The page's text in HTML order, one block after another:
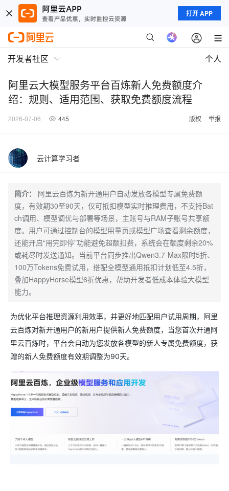
打开 APP
开发者社区 个人
阿里云大模型服务平台百炼新人免费额度介
绍：规则、适用范围、获取免费额度流程
2026-07-06 445 版权 举报
云计算学习者
简介：
阿里云百炼为新开通用户自动发放各模型专属免费额
度，有效期30至90天，仅可抵扣模型实时推理费用，不支持Bat
ch调用、模型调优与部署等场景，主账号与RAM子账号共享额
度。用户可通过控制台的模型用量页或模型广场查看剩余额度，
还能开启“用完即停”功能避免超额扣费，系统会在额度剩余20%
或耗尽时发送通知。当前平台同步推出Qwen3.7-Max限时5折、
100万Tokens免费试用，搭配全模型通用抵扣计划低至4.5折，
叠加HappyHorse模型6折优惠，帮助开发者低成本体验大模型
能力。
为优化平台推理资源利用效率，并更好地匹配用户试用周期，阿里
云百炼对新开通用户的新用户提供新人免费额度，当您首次开通阿
里云百炼时，平台会自动为您发放各模型的新人专属免费额度，获
赠的新人免费额度有效期调整为90天。